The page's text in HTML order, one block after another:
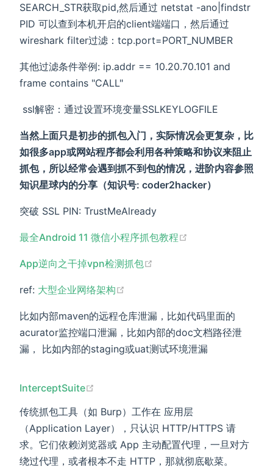
SEARCH_STR获取pid,然后通过 netstat -ano|findstr
PID 可以查到本机开启的client端端口，然后通过
wireshark filter过滤：tcp.port=PORT_NUMBER
其他过滤条件举例: ip.addr == 10.20.70.101 and
frame contains "CALL"
​ ssl解密：通过设置环境变量SSLKEYLOGFILE
当然上面只是初步的抓包入门，实际情况会更复杂，比
如很多app或网站程序都会利用各种策略和协议来阻止
抓包，所以经常会遇到抓不到包的情况，进阶内容参照
知识星球内的分享（知识号: coder2hacker）
突破 SSL PIN: TrustMeAlready
最全Android 11 微信小程序抓包教程
App逆向之干掉vpn检测抓包
ref: 大型企业网络架构
比如内部maven的远程仓库泄漏，比如代码里面的
acurator监控端口泄漏，比如内部的doc文档路径泄
漏， 比如内部的staging或uat测试环境泄漏
InterceptSuite
传统抓包工具（如 Burp）工作在 应用层
（Application Layer），只认识 HTTP/HTTPS 请
求。它们依赖浏览器或 App 主动配置代理，一旦对方
绕过代理，或者根本不走 HTTP，那就彻底歇菜。